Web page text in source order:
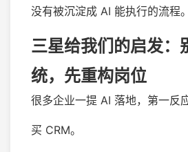
没有被沉淀成 AI 能执行的流程。
三星给我们的启发：
统，先重构岗位
很多企业一提 AI 落地，第一反
买 CRM。